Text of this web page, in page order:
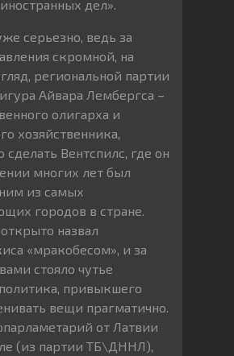
дел».
серьезно, ведь за
скромной, на
региональной партии
Айвара Лембергса –
олигарха и
хозяйственника,
сделать Вентспилс, где он
многих лет был
из самых
городов в стране.
назвал
«мракобесом», и за
стояло чутье
привыкшего
вещи прагматично.
от Латвии
(из партии ТБ\ДННЛ),